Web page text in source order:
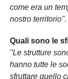
come era un
nostro territorio".
Quali sono le
"Le strutture
hanno tutte le
sfruttare quello